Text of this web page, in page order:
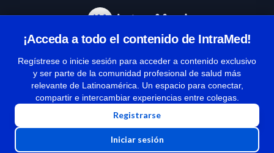
¡Acceda a todo el contenido de IntraMed!
Regístrese o inicie sesión para acceder a contenido exclusivo
y ser parte de la comunidad profesional de salud más
relevante de Latinoamérica. Un espacio para conectar,
compartir e intercambiar experiencias entre colegas.
Registrarse
Iniciar sesión
Términos y condiciones
| Políticas de privacidad
| Todos los derechos reservados | Copyright 1997-2026